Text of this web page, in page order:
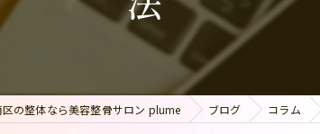
の整体なら美容整骨サロン plume ブログ コラム